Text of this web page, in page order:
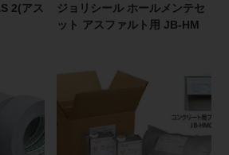
2(アス
ジョリシール ホールメンテセ
ット アスファルト用 JB-HM